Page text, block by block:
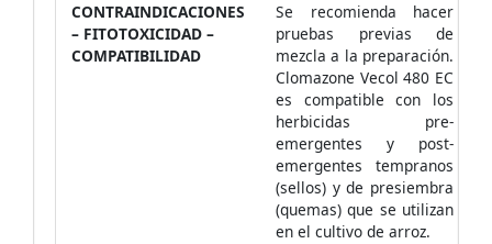
CONTRAINDICACIONES
– FITOTOXICIDAD –
COMPATIBILIDAD
Se recomienda hacer
pruebas previas de
mezcla a la preparación.
Clomazone Vecol 480 EC
es compatible con los
herbicidas pre-
emergentes y post-
emergentes tempranos
(sellos) y de presiembra
(quemas) que se utilizan
en el cultivo de arroz.